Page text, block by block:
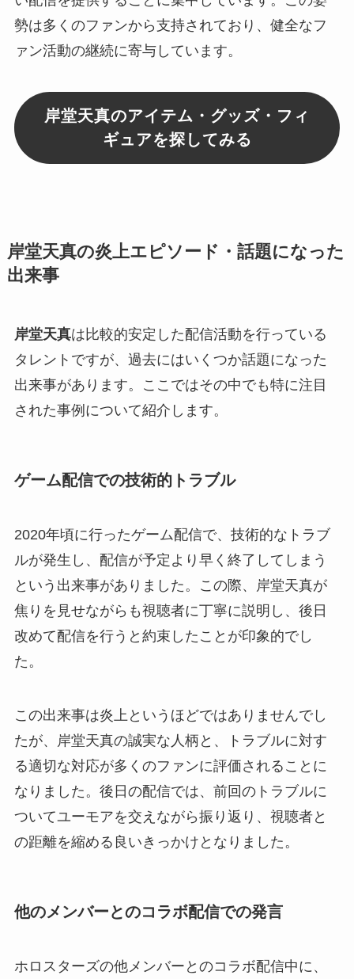
勢は多くのファンから支持されており、健全なフ
ァン活動の継続に寄与しています。
岸堂天真のアイテム・グッズ・フィ
ギュアを探してみる
岸堂天真の炎上エピソード・話題になった
出来事
岸堂天真は比較的安定した配信活動を行っている
タレントですが、過去にはいくつか話題になった
出来事があります。ここではその中でも特に注目
された事例について紹介します。
ゲーム配信での技術的トラブル
2020年頃に行ったゲーム配信で、技術的なトラブ
ルが発生し、配信が予定より早く終了してしまう
という出来事がありました。この際、岸堂天真が
焦りを見せながらも視聴者に丁寧に説明し、後日
改めて配信を行うと約束したことが印象的でし
た。
この出来事は炎上というほどではありませんでし
たが、岸堂天真の誠実な人柄と、トラブルに対す
る適切な対応が多くのファンに評価されることに
なりました。後日の配信では、前回のトラブルに
ついてユーモアを交えながら振り返り、視聴者と
の距離を縮める良いきっかけとなりました。
他のメンバーとのコラボ配信での発言
ホロスターズの他メンバーとのコラボ配信中に、